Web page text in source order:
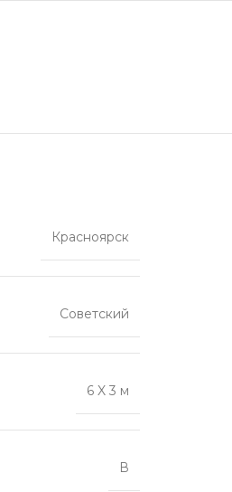
Красноярск
Советский
6 X 3 м
В